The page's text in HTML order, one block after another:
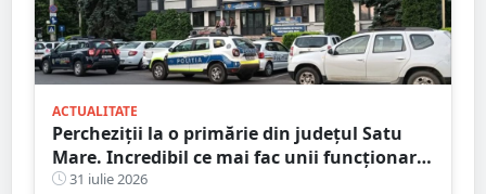
ACTUALITATE
Percheziții la o primărie din județul Satu
Mare. Incredibil ce mai fac unii funcționari
publici
31 iulie 2026